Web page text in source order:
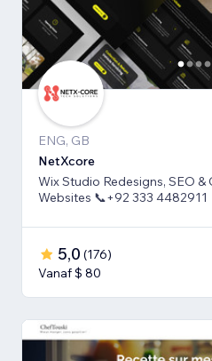
ENG, GB
NetXcore
Wix Studio Redesigns, SEO
Websites 📞+92 333 4482911
5,0 (176)
Vanaf $ 80